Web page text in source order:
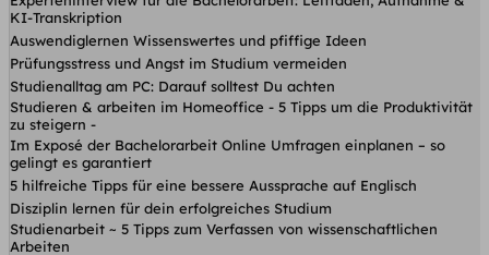
KI-Transkription
Auswendiglernen Wissenswertes und pfiffige Ideen
Prüfungsstress und Angst im Studium vermeiden
Studienalltag am PC: Darauf solltest Du achten
Studieren & arbeiten im Homeoffice - 5 Tipps um die Produktivität
zu steigern -
Im Exposé der Bachelorarbeit Online Umfragen einplanen – so
gelingt es garantiert
5 hilfreiche Tipps für eine bessere Aussprache auf Englisch
Disziplin lernen für dein erfolgreiches Studium
Studienarbeit ~ 5 Tipps zum Verfassen von wissenschaftlichen
Arbeiten